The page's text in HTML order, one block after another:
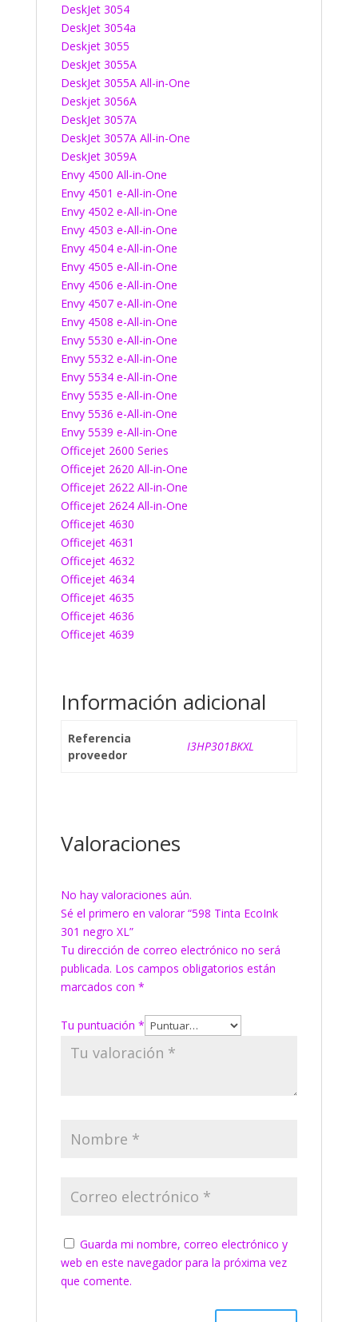
DeskJet 3054
DeskJet 3054a
Deskjet 3055
DeskJet 3055A
DeskJet 3055A All-in-One
Deskjet 3056A
DeskJet 3057A
DeskJet 3057A All-in-One
DeskJet 3059A
Envy 4500 All-in-One
Envy 4501 e-All-in-One
Envy 4502 e-All-in-One
Envy 4503 e-All-in-One
Envy 4504 e-All-in-One
Envy 4505 e-All-in-One
Envy 4506 e-All-in-One
Envy 4507 e-All-in-One
Envy 4508 e-All-in-One
Envy 5530 e-All-in-One
Envy 5532 e-All-in-One
Envy 5534 e-All-in-One
Envy 5535 e-All-in-One
Envy 5536 e-All-in-One
Envy 5539 e-All-in-One
Officejet 2600 Series
Officejet 2620 All-in-One
Officejet 2622 All-in-One
Officejet 2624 All-in-One
Officejet 4630
Officejet 4631
Officejet 4632
Officejet 4634
Officejet 4635
Officejet 4636
Officejet 4639
Información adicional
Referencia
proveedor
I3HP301BKXL
Valoraciones
No hay valoraciones aún.
Sé el primero en valorar “598 Tinta EcoInk
301 negro XL”
Tu dirección de correo electrónico no será
publicada. Los campos obligatorios están
marcados con *
Tu puntuación *
Guarda mi nombre, correo electrónico y
web en este navegador para la próxima vez
que comente.